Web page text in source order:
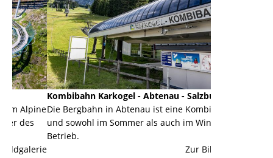
Kombibahn Karkogel - Abtenau - Salzburg
Die Bergbahn in Abtenau ist eine Kombibahn
und sowohl im Sommer als auch im Winter in
Zur Bildgalerie